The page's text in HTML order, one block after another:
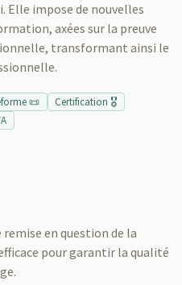
Elle impose de nouvelles
axées sur la preuve
transformant ainsi le
📜
Certification 🎖️
en question de la
pour garantir la qualité